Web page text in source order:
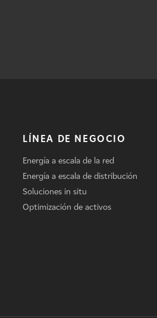
LÍNEA DE NEGOCIO
Energía a escala de la red
Energía a escala de distribución
Soluciones in situ
Optimización de activos